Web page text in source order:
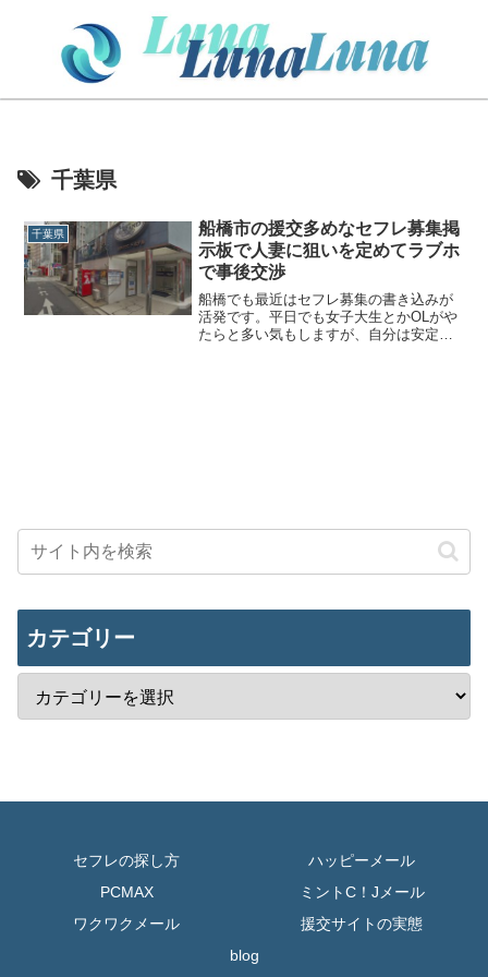
千葉県
千葉県
船橋市の援交多めなセフレ募集掲
示板で人妻に狙いを定めてラブホ
で事後交渉
船橋でも最近はセフレ募集の書き込みが
活発です。平日でも女子大生とかOLがや
たらと多い気もしますが、自分は安定の
カテゴリー
セフレの探し方
ハッピーメール
PCMAX
ミントC！Jメール
ワクワクメール
援交サイトの実態
blog